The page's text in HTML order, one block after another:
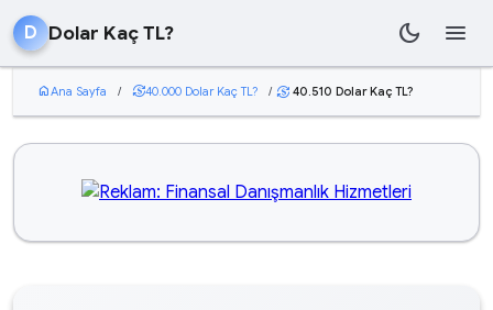
D Dolar Kaç TL? dark_mode menu
homeAna Sayfa / currency_exchange40.000 Dolar Kaç TL? / currency_exchange 40.510 Dolar Kaç TL?